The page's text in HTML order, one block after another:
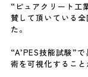
“ピュアクリート工
賛して頂いている
た。
“A’PES技能試験”
術を可視化すること